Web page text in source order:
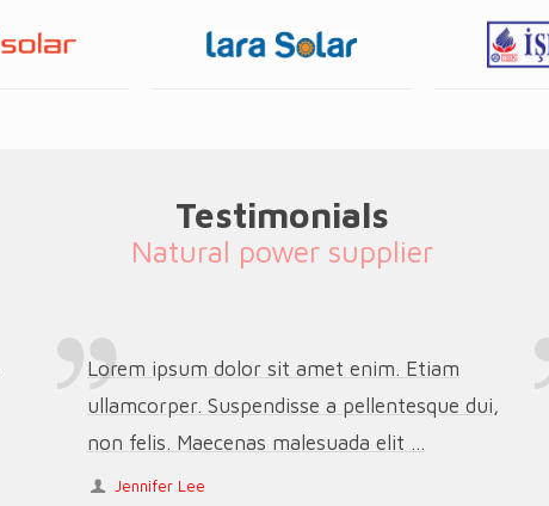
Testimonials
Natural power supplier
Lorem ipsum dolor sit amet enim. Etiam
ullamcorper. Suspendisse a pellentesque dui,
non felis. Maecenas malesuada elit ...
Jennifer Lee